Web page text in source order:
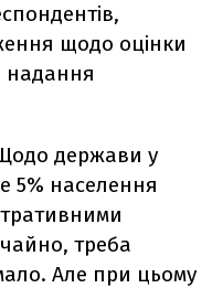
щодо оцінки
надання
держави у
5% населення
треба
Але при цьому